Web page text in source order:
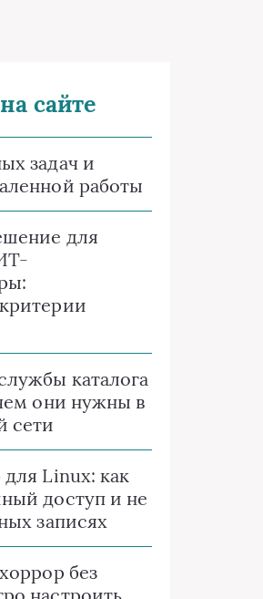
сайте
задач и
работы
для
каталога
они нужны в
сети
Linux: как
доступ и не
записях
без